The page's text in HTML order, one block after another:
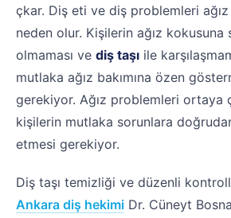
çkar. Diş eti ve diş problemleri
neden olur. Kişilerin ağız kokusuna
olmaması ve diş taşı ile
mutlaka ağız bakımına özen
gerekiyor. Ağız problemleri ortaya
kişilerin mutlaka sorunlara
etmesi gerekiyor.
Diş taşı temizliği ve düzenli
Ankara diş hekimi Dr. Cüneyt